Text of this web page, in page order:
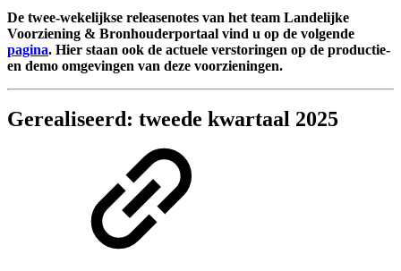
De twee-wekelijkse releasenotes van het team Landelijke
Voorziening & Bronhouderportaal vind u op de volgende
pagina. Hier staan ook de actuele verstoringen op de productie-
en demo omgevingen van deze voorzieningen.
Gerealiseerd: tweede kwartaal 2025